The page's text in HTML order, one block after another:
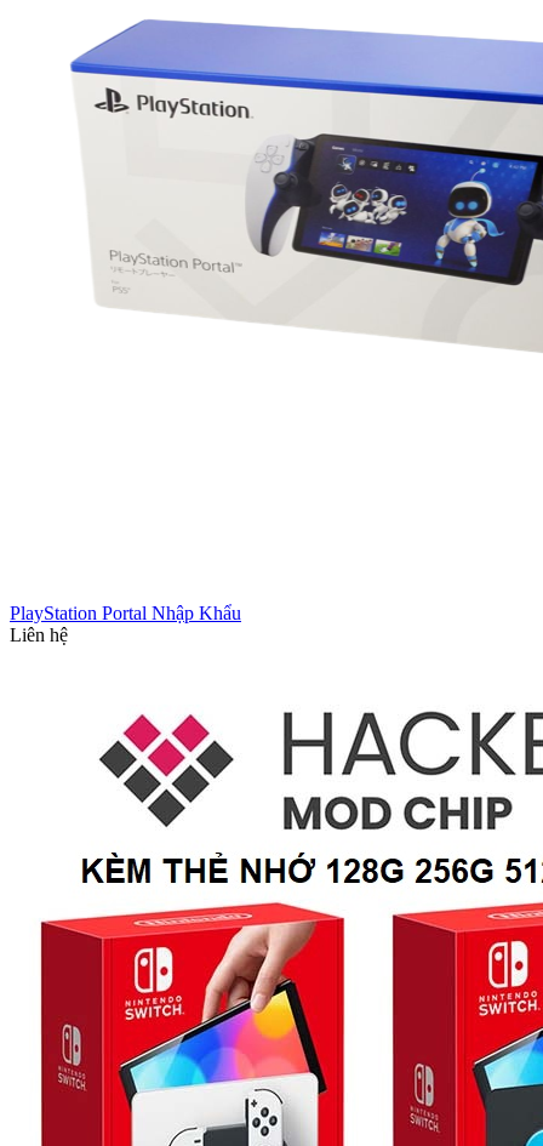
PlayStation Portal Nhập Khẩu
Liên hệ